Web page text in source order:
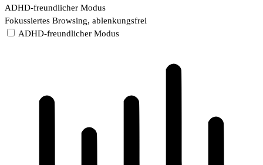
ADHD-freundlicher Modus
Fokussiertes Browsing, ablenkungsfrei
ADHD-freundlicher Modus